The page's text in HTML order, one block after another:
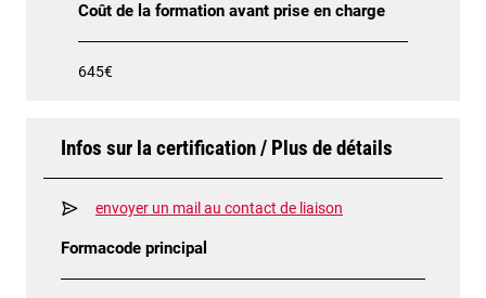
Coût de la formation avant prise en charge
645€
Infos sur la certification / Plus de détails
envoyer un mail au contact de liaison
Formacode principal